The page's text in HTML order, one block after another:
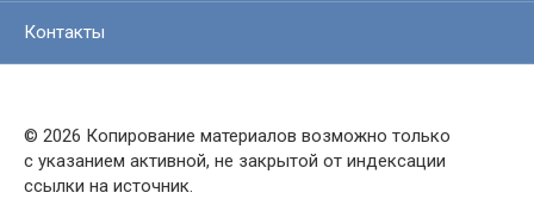
Контакты
© 2026 Копирование материалов возможно только
с указанием активной, не закрытой от индексации
ссылки на источник.